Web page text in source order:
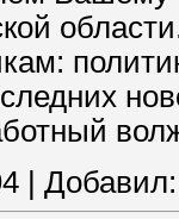
Добавил: